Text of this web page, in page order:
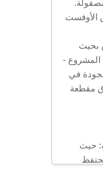
الأوفست
بحيث
المشروع -
في
مقطعة
حيث
كل صفحة